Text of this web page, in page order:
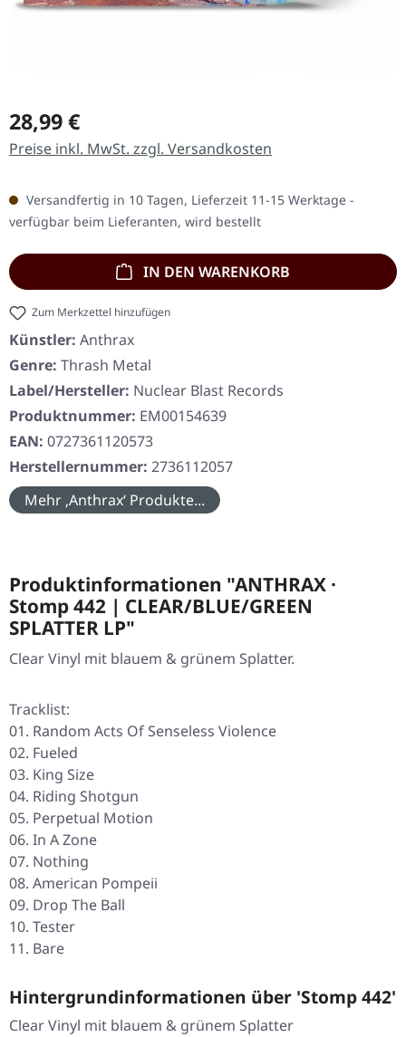
Regulärer Preis:
28,99 €
Preise inkl. MwSt. zzgl. Versandkosten
Versandfertig in 10 Tagen, Lieferzeit 11-15 Werktage -
verfügbar beim Lieferanten, wird bestellt
IN DEN WARENKORB
Zum Merkzettel hinzufügen
Künstler: Anthrax
Genre: Thrash Metal
Label/Hersteller: Nuclear Blast Records
Produktnummer: EM00154639
EAN: 0727361120573
Herstellernummer: 2736112057
Mehr ‚Anthrax‘ Produkte...
Produktinformationen "ANTHRAX ·
Stomp 442 | CLEAR/BLUE/GREEN
SPLATTER LP"
Clear Vinyl mit blauem & grünem Splatter.
Tracklist:
01. Random Acts Of Senseless Violence
02. Fueled
03. King Size
04. Riding Shotgun
05. Perpetual Motion
06. In A Zone
07. Nothing
08. American Pompeii
09. Drop The Ball
10. Tester
11. Bare
Hintergrundinformationen über 'Stomp 442'
Clear Vinyl mit blauem & grünem Splatter